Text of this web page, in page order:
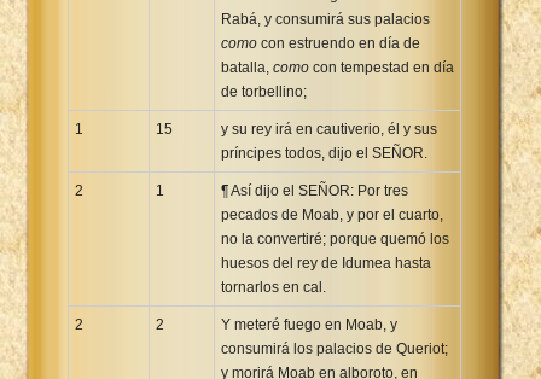
Rabá, y consumirá sus palacios
como con estruendo en día de
batalla, como con tempestad en día
de torbellino;
1 15
y su rey irá en cautiverio, él y sus
príncipes todos, dijo el SEÑOR.
2 1
¶ Así dijo el SEÑOR: Por tres
pecados de Moab, y por el cuarto,
no la convertiré; porque quemó los
huesos del rey de Idumea hasta
tornarlos en cal.
2 2
Y meteré fuego en Moab, y
consumirá los palacios de Queriot;
y morirá Moab en alboroto, en